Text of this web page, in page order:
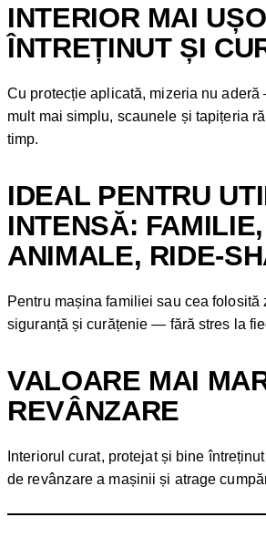
INTERIOR MAI
ÎNTREȚINUT ȘI
Cu protecție aplicată, mizeria nu
mult mai simplu, scaunele și tapițeria
timp.
IDEAL PENTRU
INTENSĂ: FAMILIE,
ANIMALE, RIDE-
Pentru mașina familiei sau cea folosită
siguranță și curățenie — fără stres la
VALOARE MAI
REVÂNZARE
Interiorul curat, protejat și bine
de revânzare a mașinii și atrage